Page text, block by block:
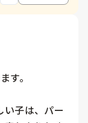
す。
い子は、パー